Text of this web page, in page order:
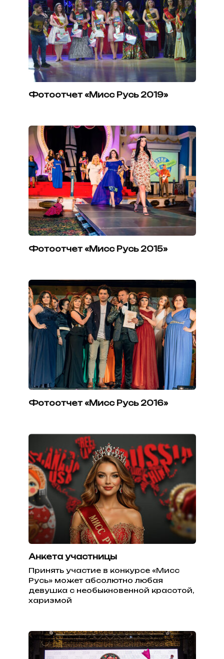
Фотоотчет «Мисс Русь 2019»
Фотоотчет «Мисс Русь 2015»
Фотоотчет «Мисс Русь 2016»
Анкета участницы
Принять участие в конкурсе «Мисс
Русь» может абсолютно любая
девушка с необыкновенной красотой,
харизмой